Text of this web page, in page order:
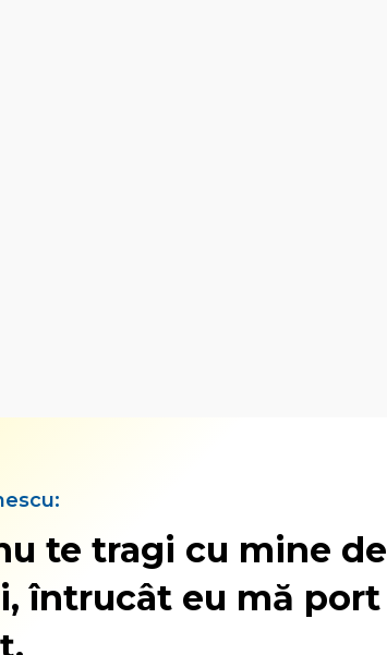
te tragi cu mine de
întrucât eu mă port